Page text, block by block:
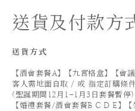
送貨及付款方
送貨方式
【酒會套餐A】【九宮格盒】【會
客人需地面自取 / 或 指定訂購條
(聖誕期間12月1-1月3日套餐暫停)
【婚禮套餐/酒會套餐B C D E】